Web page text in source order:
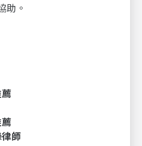
助。
師